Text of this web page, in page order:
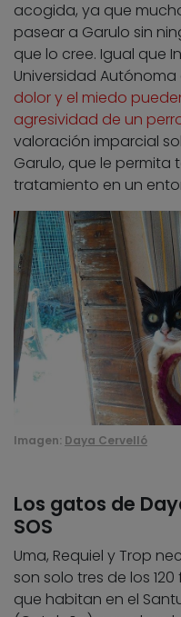
acogida, ya que
pasear a Garulo sin
que lo cree. Igual que
Universidad
dolor y el miedo
agresividad de un
valoración imparcial
Garulo, que le permita
tratamiento en un
Imagen: Daya Cervelló
Los gatos de
SOS
Uma, Requiel y Trop
son solo tres de los
que habitan en el